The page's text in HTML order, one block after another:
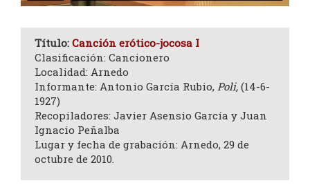
Título: Canción erótico-jocosa I
Clasificación: Cancionero
Localidad: Arnedo
Informante: Antonio García Rubio, Poli, (14-6-
1927)
Recopiladores: Javier Asensio García y Juan
Ignacio Peñalba
Lugar y fecha de grabación: Arnedo, 29 de
octubre de 2010.